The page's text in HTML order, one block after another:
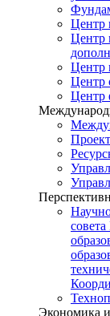
Центр
Центр
Центр
Центр
Центр
Экономика